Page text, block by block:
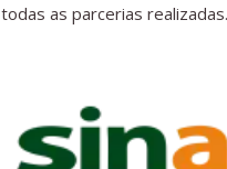
todas as parcerias realizadas.